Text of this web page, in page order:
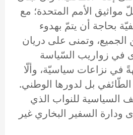
مواثيق الأمم المتحدة؛ مع
بحاجة أن يتمّ بهدوء
الجميع، وتمنى على دريان
في زواريب السّياسة
في نزاعات سياسيّة، وألّا
الطّائفي بل لدورها الوطني.
السياسية للنواب الذي
ودارة السفير البخاري غير